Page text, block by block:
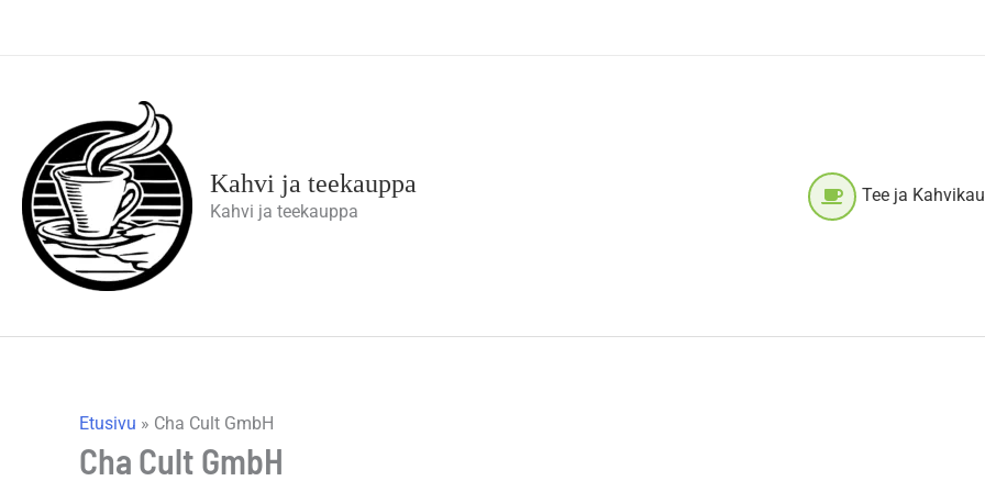
Kahvi ja teekauppa
Kahvi ja teekauppa
Tee ja
Etusivu » Cha Cult GmbH
Cha Cult GmbH